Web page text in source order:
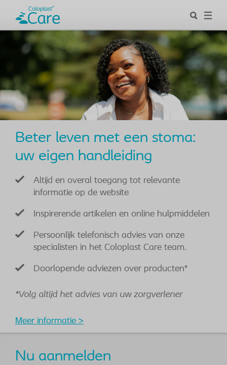
Beter leven met een stoma:
uw eigen handleiding
Altijd en overal toegang tot relevante
informatie op de website
Inspirerende artikelen en online hulpmiddelen
Persoonlijk telefonisch advies van onze
specialisten in het Coloplast Care team.
Doorlopende adviezen over producten*
*Volg altijd het advies van uw zorgverlener
Meer informatie >
Nu aanmelden